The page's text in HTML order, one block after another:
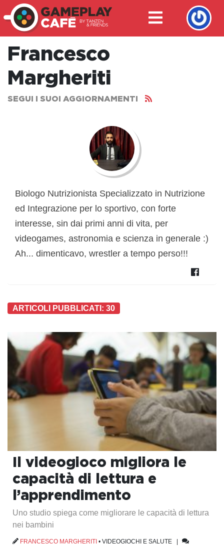
Francesco
Margheriti
SEGUI I SUOI AGGIORNAMENTI
Biologo Nutrizionista Specializzato in Nutrizione
ed Integrazione per lo sportivo, con forte
interesse, sin dai primi anni di vita, per
videogames, astronomia e scienza in generale :)
Ah... dimenticavo, wrestler a tempo perso!!!
ARTICOLI PUBBLICATI: 30
Il videogioco migliora le
capacità di lettura e
l’apprendimento
Uno studio spiega come migliorare le capacità di lettura
nei bambini
FRANCESCO MARGHERITI • VIDEOGIOCHI E SALUTE